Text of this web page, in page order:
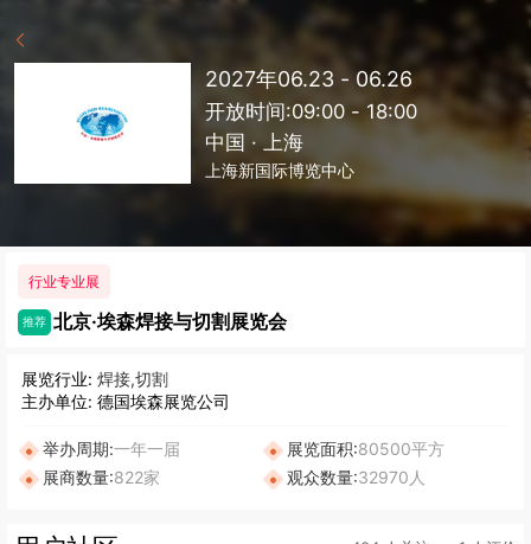
2027年06.23 - 06.26
开放时间:09:00 - 18:00
中国 · 上海
上海新国际博览中心
行业专业展
推荐 北京·埃森焊接与切割展览会
展览行业: 焊接,切割
主办单位: 德国埃森展览公司
举办周期:一年一届 展览面积:80500平方
展商数量:822家 观众数量:32970人